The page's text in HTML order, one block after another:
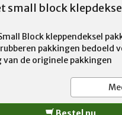
small block
Block kleppendeksel
pakkingen bedoeld
van de originele pakkingen